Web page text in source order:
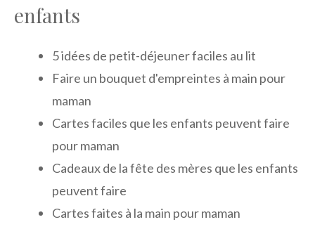
enfants
5 idées de petit-déjeuner faciles au lit
Faire un bouquet d'empreintes à main pour
maman
Cartes faciles que les enfants peuvent faire
pour maman
Cadeaux de la fête des mères que les enfants
peuvent faire
Cartes faites à la main pour maman